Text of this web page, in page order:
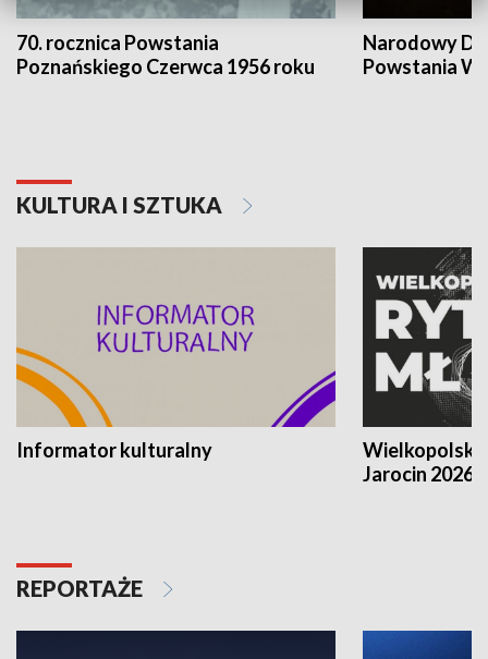
70. rocznica Powstania
Poznańskiego Czerwca 1956 roku
Narodowy
Powstania
KULTURA I SZTUKA
Informator kulturalny
Jarocin 2026
REPORTAŻE